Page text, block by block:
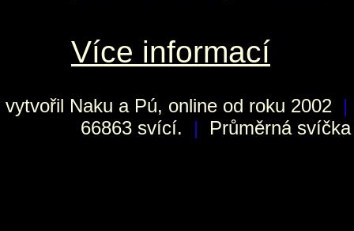
Více informací
vytvořil Naku a Pú, online od roku 2002 |
66863 svící.
| Průměrná